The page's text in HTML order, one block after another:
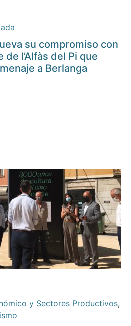
su compromiso con
l’Alfàs del Pi que
a Berlanga
y Sectores Productivos,